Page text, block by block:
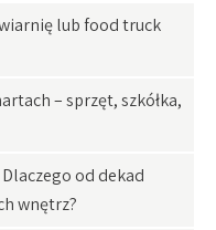
lub food truck
– sprzęt, szkółka,
od dekad
wnętrz?